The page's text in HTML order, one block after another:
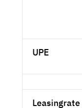
UPE
Leasingrate